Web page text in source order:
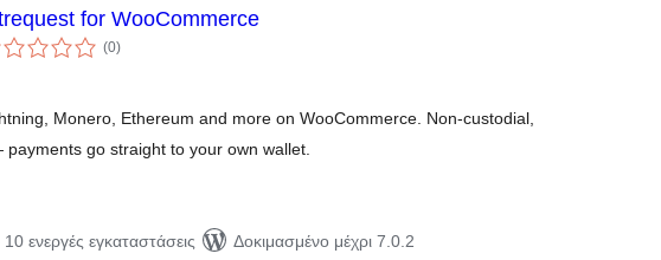
for WooCommerce
(0αξιολογήσεις
σύνολο
)
Monero, Ethereum and more on WooCommerce. Non-custodial,
go straight to your own wallet.
ενεργές εγκαταστάσεις
Δοκιμασμένο μέχρι 7.0.2